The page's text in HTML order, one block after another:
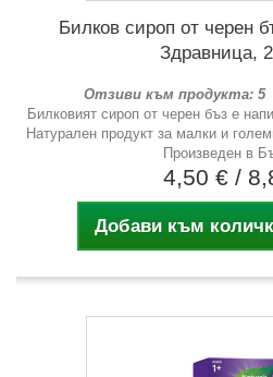
Билков сироп от черен
Здравница,
Отзиви към продукта: 5
Билковият сироп от черен бъз е
Натурален продукт за малки и
Произведен в
4,50 € /
Добави към